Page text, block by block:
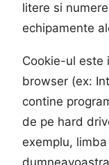
litere si
echipamente
Cookie-ul este
browser (ex:
contine
de pe hard
exemplu,